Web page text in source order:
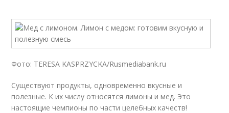
Фото: TERESA KASPRZYCKA/Rusmediabank.ru
Существуют продукты, одновременно вкусные и
полезные. К их числу относятся лимоны и мед. Это
настоящие чемпионы по части целебных качеств!